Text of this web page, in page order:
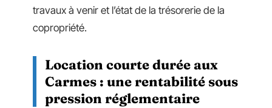
travaux à venir et l’état de la trésorerie de la
copropriété.
Location courte durée aux
Carmes : une rentabilité sous
pression réglementaire